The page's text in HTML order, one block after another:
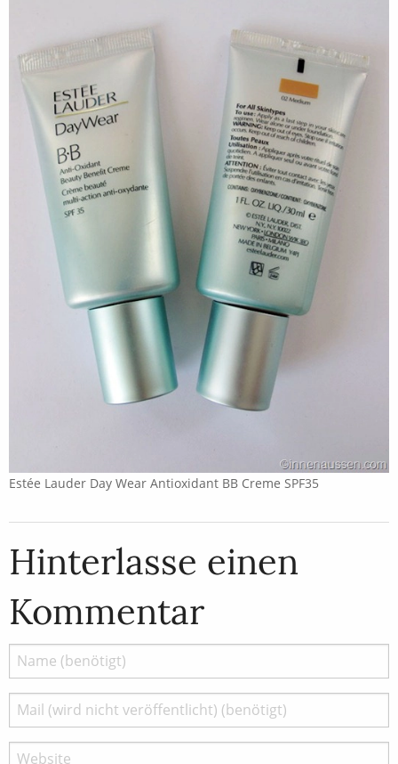
Estée Lauder Day Wear Antioxidant BB Creme SPF35
Hinterlasse einen
Kommentar